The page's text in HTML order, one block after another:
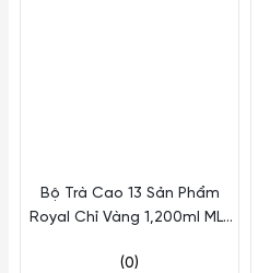
Bộ Trà Cao 13 Sản Phẩm
Royal Chỉ Vàng 1,200ml ML I
(0)